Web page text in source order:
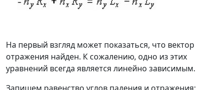
На первый взгляд может показаться, что вектор
отражения найден. К сожалению, одно из этих
уравнений всегда является линейно зависимым.